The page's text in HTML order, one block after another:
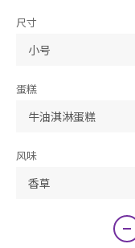
尺寸
蛋糕
风味